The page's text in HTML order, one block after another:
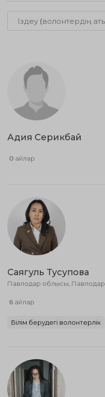
Адия Серикбай
0 айлар
Саягуль Тусупова
Павлодар облысы, Павлодар
6 айлар
Білім берудегі волонтерлік